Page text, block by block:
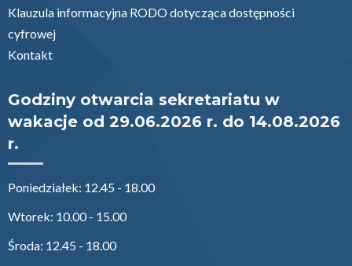
Klauzula informacyjna RODO dotycząca dostępności
cyfrowej
Kontakt
Godziny otwarcia sekretariatu w
wakacje od 29.06.2026 r. do 14.08.2026
r.
Poniedziałek: 12.45 - 18.00
Wtorek: 10.00 - 15.00
Środa: 12.45 - 18.00